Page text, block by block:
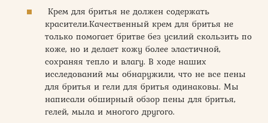
Крем для бритья не должен содержать
красители.Качественный крем для бритья не
только помогает бритве без усилий скользить по
коже, но и делает кожу более эластичной,
сохраняя тепло и влагу. В ходе наших
исследований мы обнаружили, что не все пены
для бритья и гели для бритья одинаковы. Мы
написали обширный обзор пены для бритья,
гелей, мыла и многого другого.